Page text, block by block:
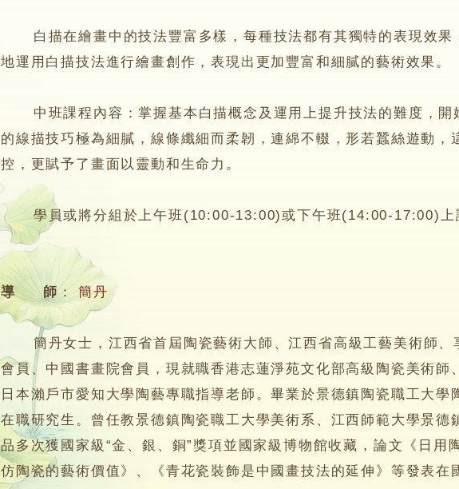
白描在繪畫中的技法豐富多樣，每種技法都有其獨特的表現效果
地運用白描技法進行繪畫創作，表現出更加豐富和細膩的藝術效果。
中班課程內容：掌握基本白描概念及運用上提升技法的難度，開
的線描技巧極為細膩，線條纖細而柔韌，連綿不輟，形若蠶絲遊動
控，更賦予了畫面以靈動和生命力。
學員或將分組於上午班(10:00-13:00)或下午班(14:00-17:00)上課
導 師： 簡丹
簡丹女士，江西省首屆陶瓷藝術大師、江西省高級工藝美術師、
會員、中國書畫院會員，現就職香港志蓮淨苑文化部高級陶瓷美術師
日本瀨戶市愛知大學陶藝專職指導老師。畢業於景德鎮陶瓷職工大
在職研究生。曾任教景德鎮陶瓷職工大學美術系、江西師範大學景德
品多次獲國家級“金、銀、銅”獎項並國家級博物館收藏，論文《日用
仿陶瓷的藝術價值》、《青花瓷裝飾是中國畫技法的延伸》等發表在